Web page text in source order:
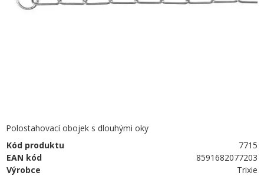
Polostahovací obojek s dlouhými oky
Kód produktu
7715
EAN kód
8591682077203
Výrobce
Trixie